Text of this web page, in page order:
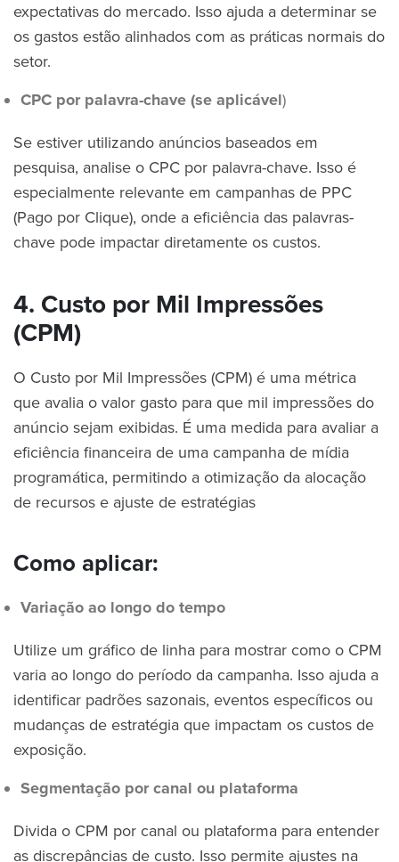
expectativas do mercado. Isso ajuda a determinar se
os gastos estão alinhados com as práticas normais do
setor.
CPC por palavra-chave (se aplicável)
Se estiver utilizando anúncios baseados em
pesquisa, analise o CPC por palavra-chave. Isso é
especialmente relevante em campanhas de PPC
(Pago por Clique), onde a eficiência das palavras-
chave pode impactar diretamente os custos.
4. Custo por Mil Impressões
(CPM)
O Custo por Mil Impressões (CPM) é uma métrica
que avalia o valor gasto para que mil impressões do
anúncio sejam exibidas. É uma medida para avaliar a
eficiência financeira de uma campanha de mídia
programática, permitindo a otimização da alocação
de recursos e ajuste de estratégias
Como aplicar:
Variação ao longo do tempo
Utilize um gráfico de linha para mostrar como o CPM
varia ao longo do período da campanha. Isso ajuda a
identificar padrões sazonais, eventos específicos ou
mudanças de estratégia que impactam os custos de
exposição.
Segmentação por canal ou plataforma
Divida o CPM por canal ou plataforma para entender
as discrepâncias de custo. Isso permite ajustes na